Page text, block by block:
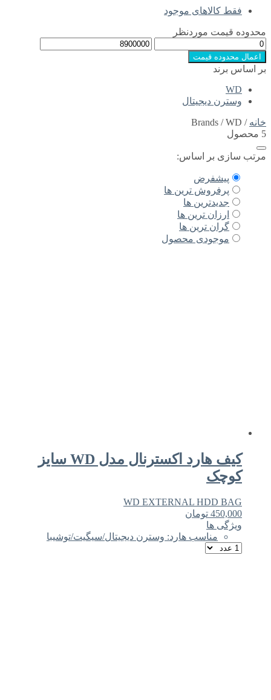
فقط کالاهای موجود
محدوده قیمت موردنظر
اعمال محدوده قیمت
بر اساس برند
WD
وسترن دیجیتال
خانه / Brands / WD
5 محصول
مرتب سازی بر اساس:
پیشفرض
پرفروش ترین ها
جدیدترین ها
ارزان ترین ها
گران ترین ها
موجودی محصول
کیف هارد اکسترنال مدل WD سایز
کوچک
WD EXTERNAL HDD BAG
450,000 تومان
ویژگی ها
مناسب هارد: وسترن دیجیتال/سیگیت/توشیبا